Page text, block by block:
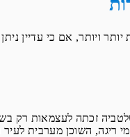
ויותר, אם כי עדיין
קרוב ל-4 שעות ונוחתת בנמל התעופה